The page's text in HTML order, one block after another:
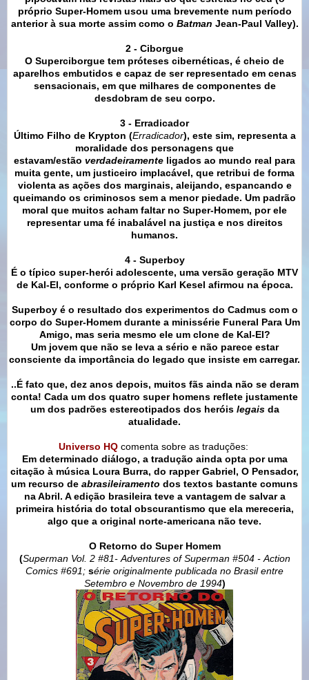
próprio Super-Homem usou uma brevemente num período
anterior à sua morte assim como o Batman Jean-Paul Valley).
2 - Ciborgue
O Superciborgue tem próteses cibernéticas, é cheio de
aparelhos embutidos e capaz de ser representado em cenas
sensacionais, em que milhares de componentes de
desdobram de seu corpo.
3 - Erradicador
Último Filho de Krypton (Erradicador), este sim, representa a
moralidade dos personagens que
estavam/estão verdadeiramente ligados ao mundo real para
muita gente, um justiceiro implacável, que retribui de forma
violenta as ações dos marginais, aleijando, espancando e
queimando os criminosos sem a menor piedade. Um padrão
moral que muitos acham faltar no Super-Homem, por ele
representar uma fé inabalável na justiça e nos direitos
humanos.
4 - Superboy
É o típico super-herói adolescente, uma versão geração MTV
de Kal-El, conforme o próprio Karl Kesel afirmou na época.
Superboy é o resultado dos experimentos do Cadmus com o
corpo do Super-Homem durante a minissérie Funeral Para Um
Amigo, mas seria mesmo ele um clone de Kal-El?
Um jovem que não se leva a sério e não parece estar
consciente da importância do legado que insiste em carregar.
..É fato que, dez anos depois, muitos fãs ainda não se deram
conta! Cada um dos quatro super homens reflete justamente
um dos padrões estereotipados dos heróis legaisda
atualidade.
Universo HQ comenta sobre as traduções:
Em determinado diálogo, a tradução ainda opta por uma
citação à música Loura Burra, do rapper Gabriel, O Pensador,
um recurso de abrasileiramento dos textos bastante comuns
na Abril. A edição brasileira teve a vantagem de salvar a
primeira história do total obscurantismo que ela mereceria,
algo que a original norte-americana não teve.
O Retorno do Super Homem
(Superman Vol. 2 #81- Adventures of Superman #504 - Action
Comics #691 ; série originalmente publicada no Brasil entre
Setembro e Novembro de 1994)